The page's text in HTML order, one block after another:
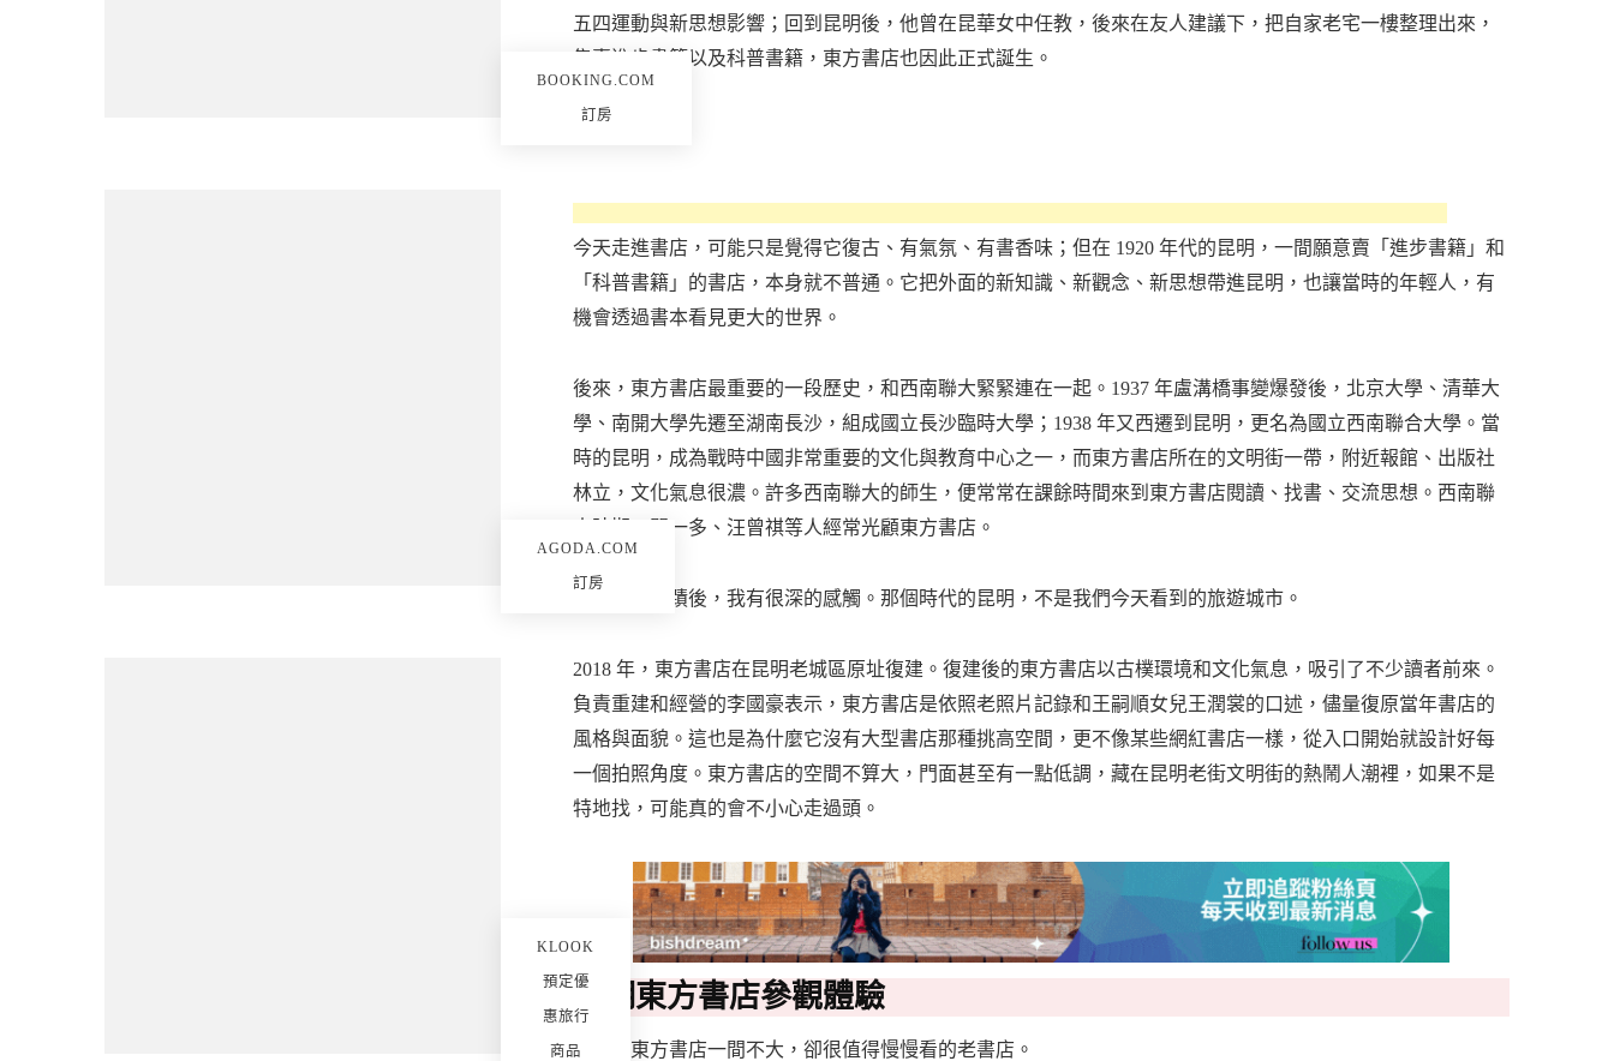
五四運動與新思想影響；回到昆明後，他曾在昆華女中任教，後來在友人建議下，把自家老宅一樓整理出來，
售賣進步書籍以及科普書籍，東方書店也因此正式誕生。
今天走進書店，可能只是覺得它復古、有氣氛、有書香味；但在 1920 年代的昆明，一間願意賣「進步書籍」和
「科普書籍」的書店，本身就不普通。它把外面的新知識、新觀念、新思想帶進昆明，也讓當時的年輕人，有
機會透過書本看見更大的世界。
後來，東方書店最重要的一段歷史，和西南聯大緊緊連在一起。1937 年盧溝橋事變爆發後，北京大學、清華大
學、南開大學先遷至湖南長沙，組成國立長沙臨時大學；1938 年又西遷到昆明，更名為國立西南聯合大學。當
時的昆明，成為戰時中國非常重要的文化與教育中心之一，而東方書店所在的文明街一帶，附近報館、出版社
林立，文化氣息很濃。許多西南聯大的師生，便常常在課餘時間來到東方書店閱讀、找書、交流思想。西南聯
大時期，聞一多、汪曾祺等人經常光顧東方書店。
知道這些事蹟後，我有很深的感觸。那個時代的昆明，不是我們今天看到的旅遊城市。
2018 年，東方書店在昆明老城區原址復建。復建後的東方書店以古樸環境和文化氣息，吸引了不少讀者前來。
負責重建和經營的李國豪表示，東方書店是依照老照片記錄和王嗣順女兒王潤裳的口述，儘量復原當年書店的
風格與面貌。這也是為什麼它沒有大型書店那種挑高空間，更不像某些網紅書店一樣，從入口開始就設計好每
一個拍照角度。東方書店的空間不算大，門面甚至有一點低調，藏在昆明老街文明街的熱鬧人潮裡，如果不是
特地找，可能真的會不小心走過頭。
昆明東方書店參觀體驗
我覺得東方書店一間不大，卻很值得慢慢看的老書店。
BOOKING.COM
訂房
AGODA.COM
訂房
KLOOK
預定優
惠旅行
商品